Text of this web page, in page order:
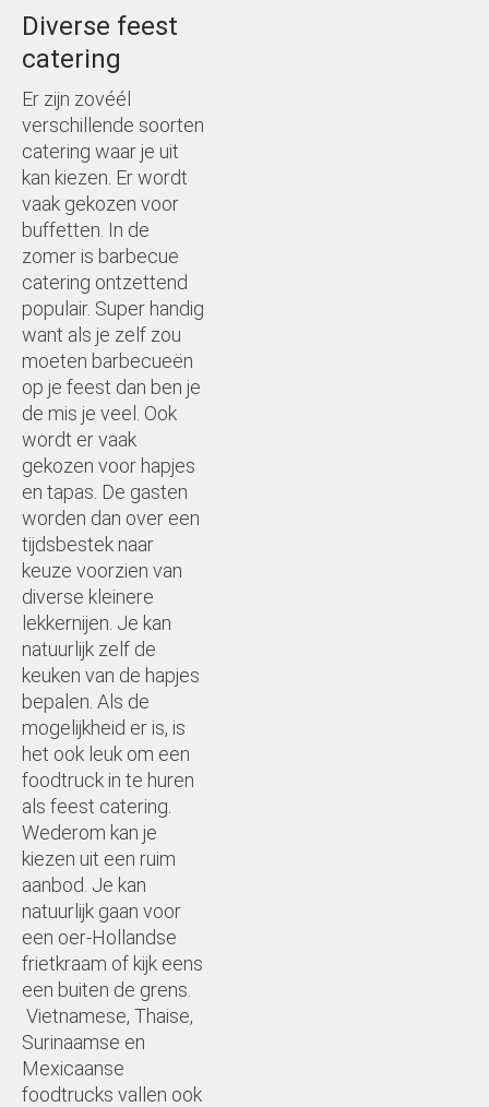
Diverse feest
catering
Er zijn zovéél
verschillende soorten
catering waar je uit
kan kiezen. Er wordt
vaak gekozen voor
buffetten. In de
zomer is barbecue
catering ontzettend
populair. Super handig
want als je zelf zou
moeten barbecueën
op je feest dan ben je
de mis je veel. Ook
wordt er vaak
gekozen voor hapjes
en tapas. De gasten
worden dan over een
tijdsbestek naar
keuze voorzien van
diverse kleinere
lekkernijen. Je kan
natuurlijk zelf de
keuken van de hapjes
bepalen. Als de
mogelijkheid er is, is
het ook leuk om een
foodtruck in te huren
als feest catering.
Wederom kan je
kiezen uit een ruim
aanbod. Je kan
natuurlijk gaan voor
een oer-Hollandse
frietkraam of kijk eens
een buiten de grens.
Vietnamese, Thaise,
Surinaamse en
Mexicaanse
foodtrucks vallen ook